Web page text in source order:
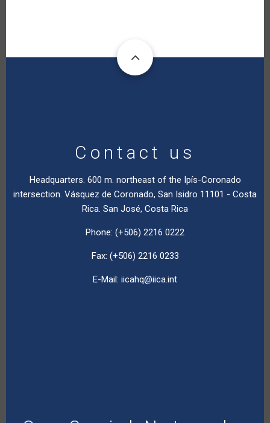
Contact us
Headquarters. 600 m. northeast of the Ipís-Coronado
intersection. Vásquez de Coronado, San Isidro 11101 - Costa
Rica. San José, Costa Rica
Phone: (+506) 2216 0222
Fax: (+506) 2216 0233
E-Mail: iicahq@iica.int